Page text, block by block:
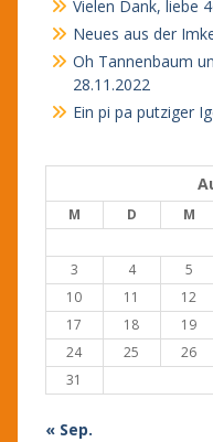
Vielen Dank, liebe
Neues aus der
Oh Tannenbaum
28.11.2022
Ein pi pa putziger
M D M
3
4 5
10
11 12
17
18 19
24
25 26
31
« Sep.